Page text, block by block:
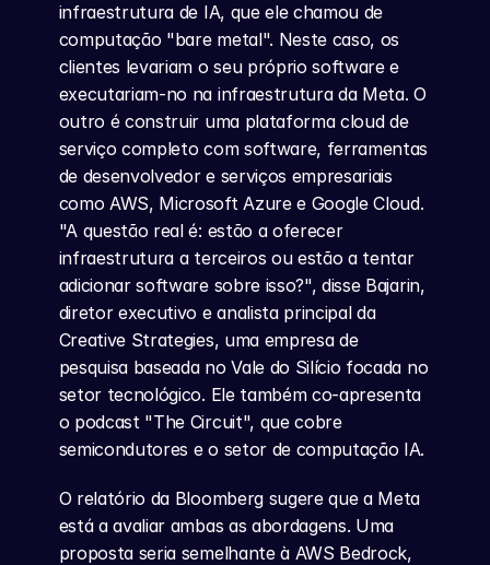
infraestrutura de IA, que ele chamou de
computação "bare metal". Neste caso, os
clientes levariam o seu próprio software e
executariam-no na infraestrutura da Meta. O
outro é construir uma plataforma cloud de
serviço completo com software, ferramentas
de desenvolvedor e serviços empresariais
como AWS, Microsoft Azure e Google Cloud.
"A questão real é: estão a oferecer
infraestrutura a terceiros ou estão a tentar
adicionar software sobre isso?", disse Bajarin,
diretor executivo e analista principal da
Creative Strategies, uma empresa de
pesquisa baseada no Vale do Silício focada no
setor tecnológico. Ele também co-apresenta
o podcast "The Circuit", que cobre
semicondutores e o setor de computação IA.
O relatório da Bloomberg sugere que a Meta
está a avaliar ambas as abordagens. Uma
proposta seria semelhante à AWS Bedrock,